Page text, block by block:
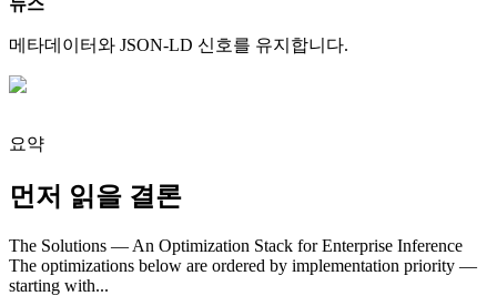
메타데이터와 JSON-LD 신호를 유지합니다.
요약
먼저 읽을 결론
The Solutions — An Optimization Stack for Enterprise Inference
The optimizations below are ordered by implementation priority —
starting with...